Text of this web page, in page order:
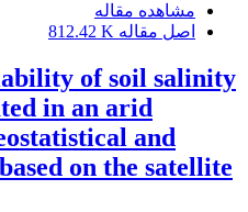
مشاهده مقاله
اصل مقاله 812.42 K
of soil salinity
in an arid
and
on the satellite